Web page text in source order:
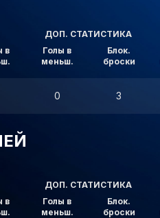
ДОП. СТАТИСТИКА
в
Голы в
меньш.
Блок.
броски
0 3
ДОП. СТАТИСТИКА
в
Голы в
меньш.
Блок.
броски